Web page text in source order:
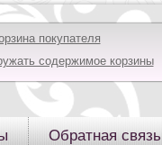
покупателя
содержимое корзины
Обратная связь